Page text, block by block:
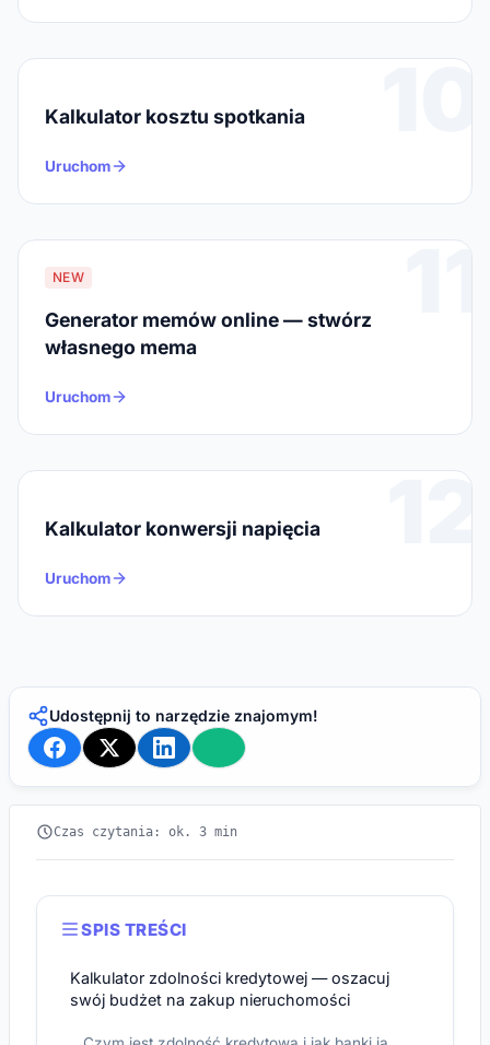
10
Kalkulator kosztu spotkania
Uruchom
11
NEW
Generator memów online — stwórz
własnego mema
Uruchom
12
Kalkulator konwersji napięcia
Uruchom
Udostępnij to narzędzie znajomym!
Czas czytania: ok. 3 min
SPIS TREŚCI
Kalkulator zdolności kredytowej — oszacuj
swój budżet na zakup nieruchomości